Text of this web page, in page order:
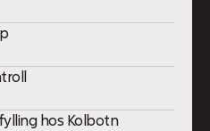
hos Kolbotn